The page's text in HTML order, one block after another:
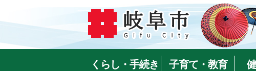
くらし・手続き 子育て・教育